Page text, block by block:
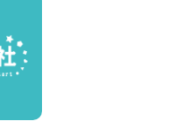
物
タ
県
ーム前
イト